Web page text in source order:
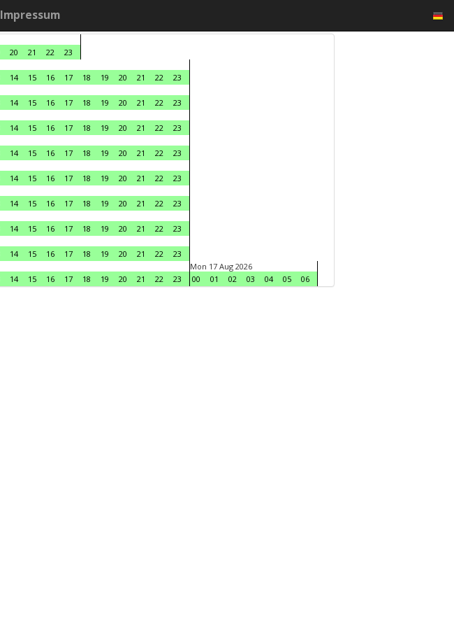
Impressum
20 21 22
23
14 15 16 17 18 19 20 21 22
23
14 15 16 17 18 19 20 21 22
23
14 15 16 17 18 19 20 21 22
23
14 15 16 17 18 19 20 21 22
23
14 15 16 17 18 19 20 21 22
23
14 15 16 17 18 19 20 21 22
23
14 15 16 17 18 19 20 21 22
23
14 15 16 17 18 19 20 21 22
23
14 15 16 17 18 19 20 21 22 23
Mon 17 Aug 2026
00
01 02 03 04 05 06